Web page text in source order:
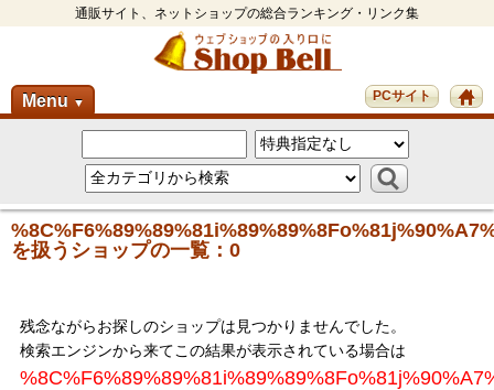
通販サイト、ネットショップの総合ランキング・リンク集
Menu ▼ PCサイト
を扱うショップの一覧：0
残念ながらお探しのショップは見つかりませんでした。
検索エンジンから来てこの結果が表示されている場合は